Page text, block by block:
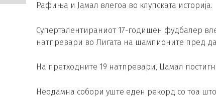
Рафиња и Јамал влегоа во клупската историја.
Суперталентираниот 17-годишен фудбалер
натпревари во Лигата на шампионите пред
На претходните 19 натпревари, Џамал
Неодамна собори уште еден рекорд со тоа